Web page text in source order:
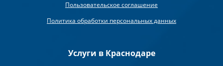
Пользовательское соглашение
Политика обработки персональных данных
Услуги в Краснодаре